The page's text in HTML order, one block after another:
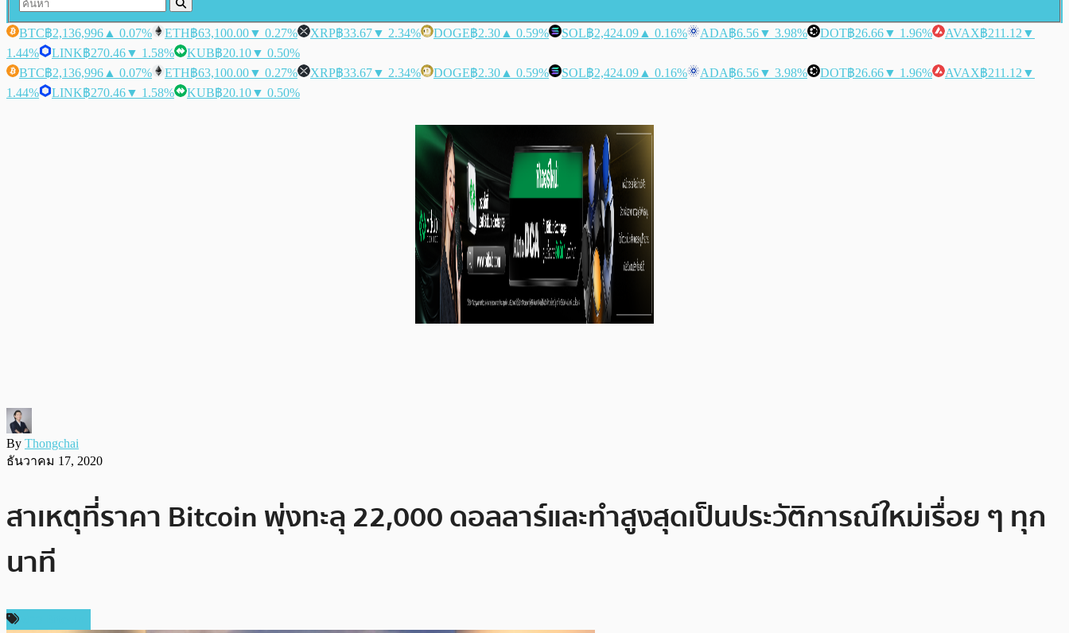
BTC฿2,136,996 ▲ 0.07% ETH฿63,100.00▼ 0.27% XRP฿33.67▼ 2.34% DOGE฿2.30 ▲ 0.59% SOL฿2,424.09 ▲ 0.16% ADA฿6.56▼ 3.98% DOT฿26.66▼ 1.96% AVAX฿211.12 ▼
1.44%
LINK฿270.46▼ 1.58% KUB฿20.10▼ 0.50%
BTC฿2,136,996 ▲ 0.07% ETH฿63,100.00▼ 0.27% XRP฿33.67▼ 2.34% DOGE฿2.30 ▲ 0.59% SOL฿2,424.09 ▲ 0.16% ADA฿6.56▼ 3.98% DOT฿26.66▼ 1.96% AVAX฿211.12 ▼
1.44%
LINK฿270.46▼ 1.58% KUB฿20.10▼ 0.50%
By Thongchai
ธันวาคม 17, 2020
สาเหตุที่ราคา Bitcoin พุ่งทะลุ 22,000 ดอลลาร์และทำสูงสุดเป็นประวัติการณ์ใหม่เรื่อย ๆ ทุก
นาที